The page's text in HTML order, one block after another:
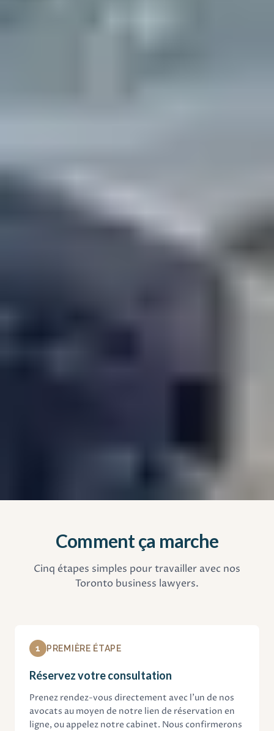
Comment ça marche
Cinq étapes simples pour travailler avec nos
Toronto business lawyers.
1 PREMIÈRE ÉTAPE
Réservez votre consultation
Prenez rendez-vous directement avec l'un de nos
avocats au moyen de notre lien de réservation en
ligne, ou appelez notre cabinet. Nous confirmerons